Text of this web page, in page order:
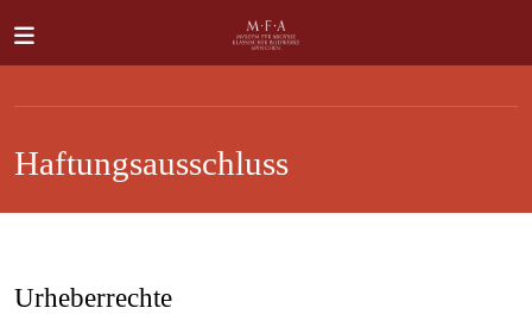
SUCHE
Haftungsausschluss
Urheberrechte